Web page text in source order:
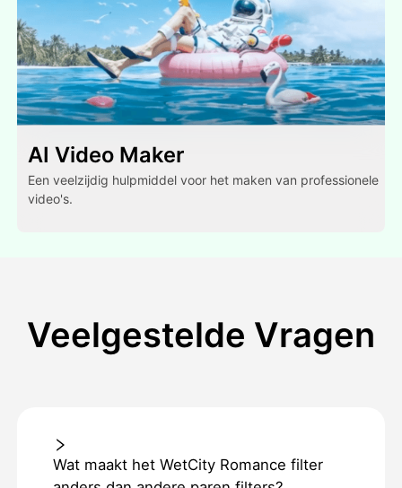
AI Video Maker
Een veelzijdig hulpmiddel voor het maken van professionele
video's.
Veelgestelde Vragen
Wat maakt het WetCity Romance filter